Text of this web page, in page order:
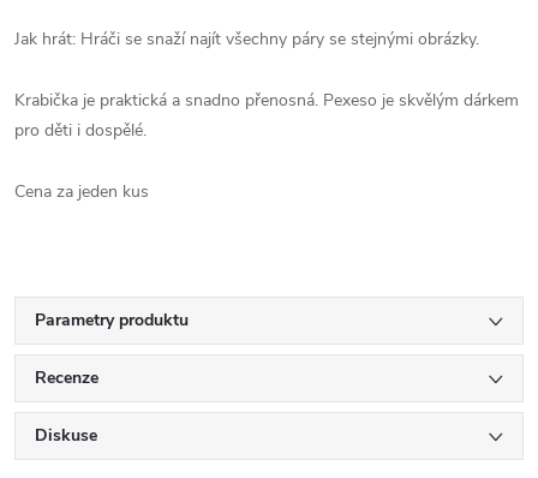
Jak hrát: Hráči se snaží najít všechny páry se stejnými obrázky.
Krabička je praktická a snadno přenosná. Pexeso je skvělým dárkem
pro děti i dospělé.
Cena za jeden kus
Parametry produktu
Recenze
Diskuse